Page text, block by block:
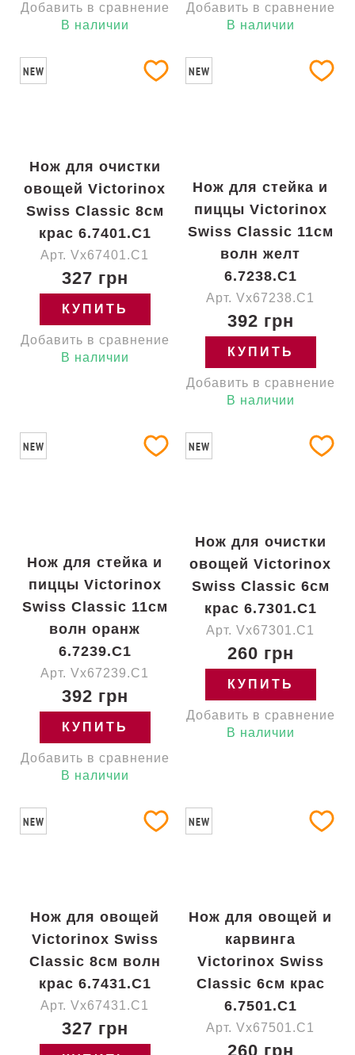
Добавить в сравнение
В наличии
Добавить в сравнение
В наличии
NEW
Нож для очистки
овощей Victorinox
Swiss Classic 8см
крас 6.7401.C1
Арт. Vx67401.C1
327 грн
КУПИТЬ
Добавить в сравнение
В наличии
NEW
Нож для стейка и
пиццы Victorinox
Swiss Classic 11см
волн желт
6.7238.C1
Арт. Vx67238.C1
392 грн
КУПИТЬ
Добавить в сравнение
В наличии
NEW
Нож для стейка и
пиццы Victorinox
Swiss Classic 11см
волн оранж
6.7239.C1
Арт. Vx67239.C1
392 грн
КУПИТЬ
Добавить в сравнение
В наличии
NEW
Нож для очистки
овощей Victorinox
Swiss Classic 6см
крас 6.7301.C1
Арт. Vx67301.C1
260 грн
КУПИТЬ
Добавить в сравнение
В наличии
NEW
Нож для овощей
Victorinox Swiss
Classic 8см волн
крас 6.7431.C1
Арт. Vx67431.C1
327 грн
NEW
Нож для овощей и
карвинга
Victorinox Swiss
Classic 6см крас
6.7501.C1
Арт. Vx67501.C1
260 грн